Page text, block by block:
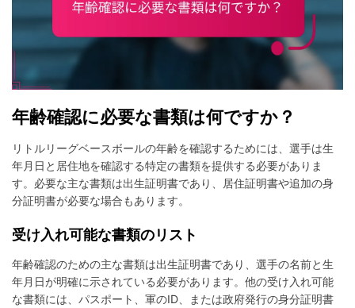
年齢確認に必要な書類は何ですか？
リトルリーグベースボールの年齢を確認するためには、選手は生
年月日と居住地を確認する特定の書類を提供する必要がありま
す。必要な主な書類は出生証明書であり、居住証明書や追加の身
分証明書が必要な場合もあります。
受け入れ可能な書類のリスト
年齢確認のための主な書類は出生証明書であり、選手の名前と生
年月日が明確に示されている必要があります。他の受け入れ可能
な書類には、パスポート、軍のID、または政府発行の身分証明書